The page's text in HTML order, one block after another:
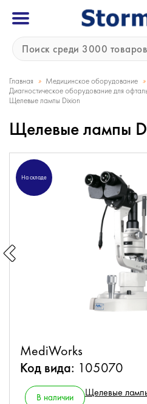
Главная » Медицинское оборудование »
Диагностическое оборудование для
Щелевые лампы Dixion
Щелевые лампы
На складе
MediWorks
Код вида: 105070
В наличии
Щелевые